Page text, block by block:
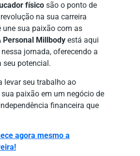
físico são o ponto de
na sua carreira
sua paixão com as
Personal Millbody está aqui
jornada, oferecendo a
seu potencial.
levar seu trabalho ao
paixão em um negócio de
financeira que
agora mesmo a